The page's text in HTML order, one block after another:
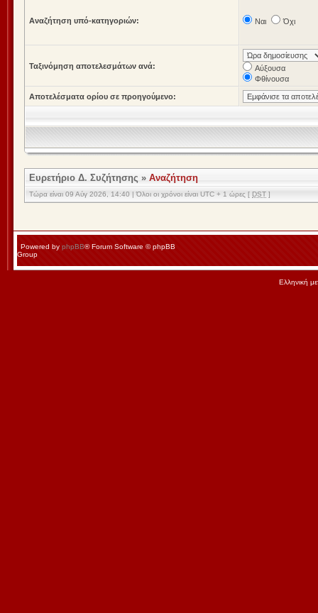
Αναζήτηση υπό-κατηγοριών: Ναι Όχι
Ταξινόμηση αποτελεσμάτων ανά:
Αύξουσα
Φθίνουσα
Αποτελέσματα ορίου σε προηγούμενο:
Ευρετήριο Δ. Συζήτησης » Αναζήτηση
Τώρα είναι 09 Αύγ 2026, 14:40 | Όλοι οι χρόνοι είναι UTC + 1 ώρες [ DST ]
Powered by phpBB® Forum Software © phpBB
Group
Ελληνική